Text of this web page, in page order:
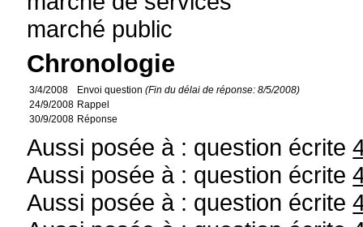
marché public
Chronologie
3/4/2008 Envoi question(Fin du délai de réponse: 8/5/2008)
24/9/2008 Rappel
30/9/2008 Réponse
Aussi posée à : question écrite
Aussi posée à : question écrite
Aussi posée à : question écrite